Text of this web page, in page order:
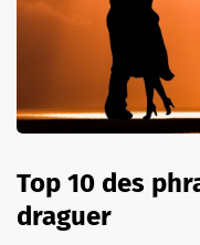
Top 10 des
draguer